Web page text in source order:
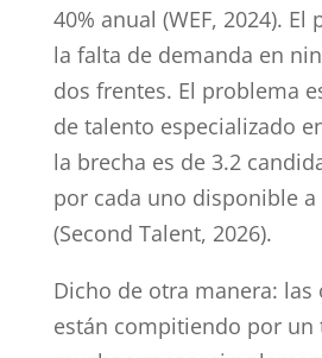
40% anual (WEF, 2024).
la falta de demanda en
dos frentes. El problema
de talento especializado
la brecha es de 3.2
por cada uno disponible
(Second Talent, 2026).
Dicho de otra manera: las
están compitiendo por un